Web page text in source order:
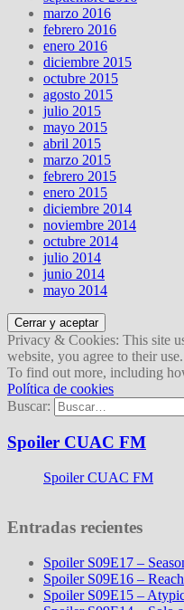
marzo 2016
febrero 2016
enero 2016
diciembre 2015
octubre 2015
agosto 2015
julio 2015
mayo 2015
abril 2015
marzo 2015
febrero 2015
enero 2015
diciembre 2014
noviembre 2014
octubre 2014
julio 2014
junio 2014
mayo 2014
Privacy & Cookies: This site
website, you agree to their use.
To find out more, including
Política de cookies
Buscar:
Spoiler CUAC FM
Spoiler CUAC FM
Entradas recientes
Spoiler S09E17 –
Spoiler S09E16 –
Spoiler S09E15 –